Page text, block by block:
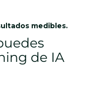
medibles.
de IA